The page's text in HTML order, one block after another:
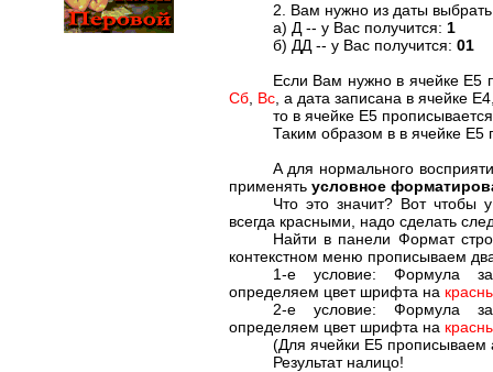
2. Вам нужно из даты
а) Д -- у Вас получится: 1
б) ДД -- у Вас получится: 01
Если Вам нужно в ячейке E5
Сб, Вс, а дата записана в ячейке E4
то в ячейке E5
Таким образом в в ячейке E5
А для нормального
применять условное
Что это значит? Вот чтобы
всегда красными, надо сделать
Найти в панели Формат
контекстном меню прописываем
1-е условие: Формула
определяем цвет шрифта на
2-е условие: Формула
определяем цвет шрифта на
(Для ячейки E5 прописываем
Результат налицо!